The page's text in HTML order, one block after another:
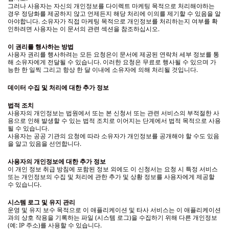
그러나 사용자는 자신의 개인정보를 다이렉트 마케팅 목적으로 처리해야하는
경우 정당화를 제공하지 않고 언제든지 해당 처리에 이의를 제기할 수 있음을 알
아야합니다. 소유자가 직접 마케팅 목적으로 개인정보를 처리하는지 여부를 확
인하려면 사용자는 이 문서의 관련 섹션을 참조하십시오.
이 권리를 행사하는 방법
사용자 권리를 행사하려는 모든 요청은이 문서에 제공된 연락처 세부 정보를 통
해 소유자에게 전달될 수 있습니다. 이러한 요청은 무료로 행사될 수 있으며 가
능한 한 일찍 그리고 항상 한 달 이내에 소유자에 의해 처리될 것입니다.
데이터 수집 및 처리에 대한 추가 정보
법적 조치
사용자의 개인정보는 법원에서 또는 본 신청서 또는 관련 서비스의 부적절한 사
용으로 인해 발생할 수 있는 법적 조치로 이어지는 단계에서 법적 목적으로 사용
될 수 있습니다.
사용자는 공공 기관의 요청에 따라 소유자가 개인정보를 공개해야 할 수도 있음
을 알고 있음을 선언합니다.
사용자의 개인정보에 대한 추가 정보
이 개인 정보 취급 방침에 포함된 정보 외에도 이 신청서는 요청 시 특정 서비스
또는 개인정보의 수집 및 처리에 관한 추가 및 상황 정보를 사용자에게 제공할
수 있습니다.
시스템 로그 및 유지 관리
운영 및 유지 보수 목적으로 이 애플리케이션 및 타사 서비스는 이 애플리케이션
과의 상호 작용을 기록하는 파일 (시스템 로그)을 수집하기 위해 다른 개인정보
(예: IP 주소)를 사용할 수 있습니다.